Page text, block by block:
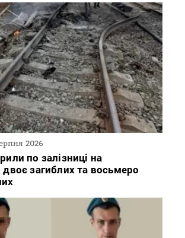
2026
по залізниці на
загиблих та восьмеро